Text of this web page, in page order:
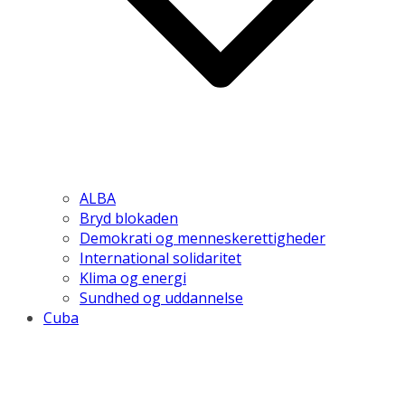
ALBA
Bryd blokaden
Demokrati og menneskerettigheder
International solidaritet
Klima og energi
Sundhed og uddannelse
Cuba